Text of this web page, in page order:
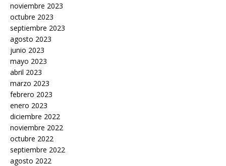
noviembre 2023
octubre 2023
septiembre 2023
agosto 2023
junio 2023
mayo 2023
abril 2023
marzo 2023
febrero 2023
enero 2023
diciembre 2022
noviembre 2022
octubre 2022
septiembre 2022
agosto 2022